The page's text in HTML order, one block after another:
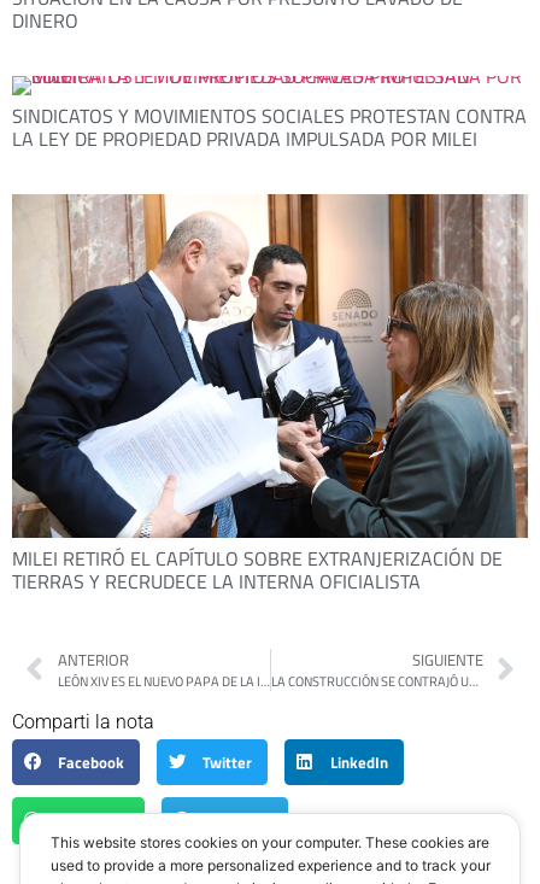
DINERO
SINDICATOS Y MOVIMIENTOS SOCIALES PROTESTAN CONTRA
LA LEY DE PROPIEDAD PRIVADA IMPULSADA POR MILEI
MILEI RETIRÓ EL CAPÍTULO SOBRE EXTRANJERIZACIÓN DE
TIERRAS Y RECRUDECE LA INTERNA OFICIALISTA
ANTERIOR
LEÓN XIV ES EL NUEVO PAPA DE LA IGLESIA CATÓLICA
SIGUIENTE
LA CONSTRUCCIÓN SE CONTRAJÓ UN 4,1% MENSUAL EN MARZO, SIENDO LA BAJA MÁS PRONUNCIADA DEL AÑO
Comparti la nota
Facebook
Twitter LinkedIn
WhatsApp Telegram
This website stores cookies on your computer. These cookies are
used to provide a more personalized experience and to track your